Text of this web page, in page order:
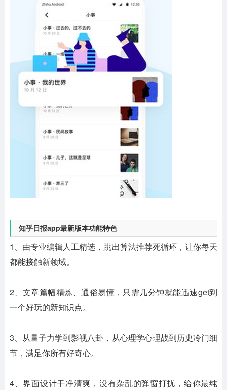
知乎日报app最新版本功能特色
1、由专业编辑人工精选，跳出算法推荐死循环，让你每天
都能接触新领域。
2、文章篇幅精炼、通俗易懂，只需几分钟就能迅速get到
一个好玩的新知识点。
3、从量子力学到影视八卦，从心理学心理战到历史冷门细
节，满足你所有好奇心。
4、界面设计干净清爽，没有杂乱的弹窗打扰，给你最纯